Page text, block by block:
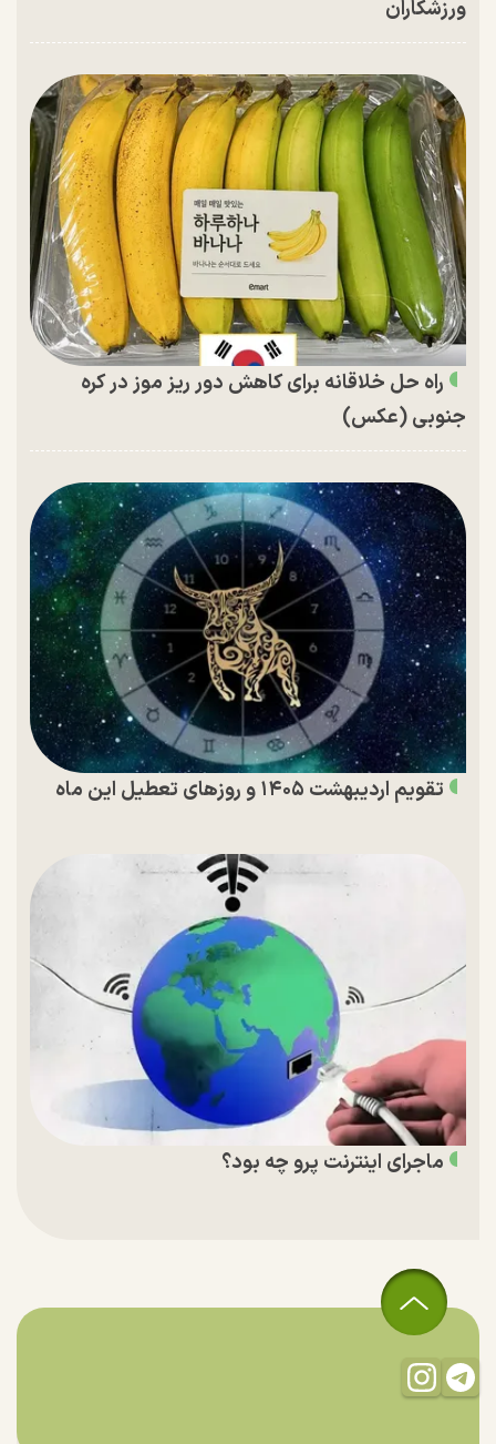
ورزشکاران
راه حل خلاقانه برای کاهش دور ریز موز در کره
جنوبی (عکس)
تقویم اردیبهشت ۱۴۰۵ و روز‌های تعطیل این ماه
ماجرای اینترنت پرو چه بود؟